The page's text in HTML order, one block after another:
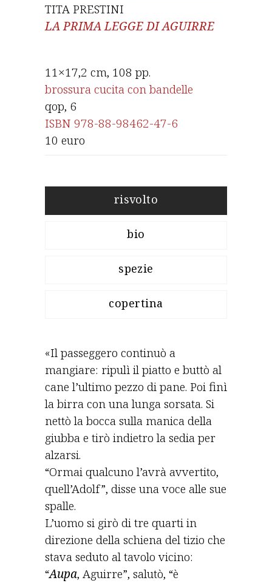
TITA PRESTINI
LA PRIMA LEGGE DI AGUIRRE
11×17,2 cm, 108 pp.
brossura cucita con bandelle
qop, 6
ISBN 978-88-98462-47-6
10 euro
risvolto
bio
spezie
copertina
«Il passeggero continuò a
mangiare: ripulì il piatto e buttò al
cane l’ultimo pezzo di pane. Poi finì
la birra con una lunga sorsata. Si
nettò la bocca sulla manica della
giubba e tirò indietro la sedia per
alzarsi.
“Ormai qualcuno l’avrà avvertito,
quel­l’A­dolf”, disse una voce alle sue
spalle.
L’uomo si girò di tre quarti in
direzione della schiena del tizio che
stava seduto al tavolo vicino:
“Aupa, Aguirre”, salutò, “è